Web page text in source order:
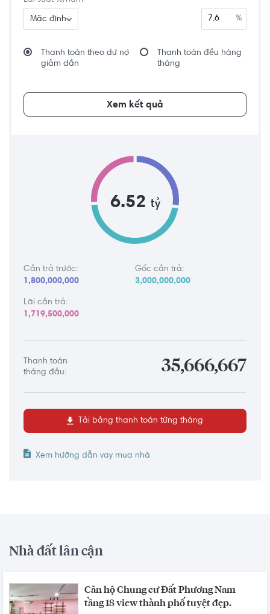
Mặc định %
Thanh toán theo dư nợ
giảm dần
Thanh toán đều hàng
tháng
Xem kết quả
6.52 tỷ
Cần trả trước:
1,800,000,000
Gốc cần trả:
3,000,000,000
Lãi cần trả:
1,719,500,000
Thanh toán
tháng đầu:
35,666,667
Tải bảng thanh toán từng tháng
Xem hướng dẫn vay mua nhà
Nhà đất lân cận
Căn hộ Chung cư Đất Phương Nam
tầng 18 view thành phố tuyệt đẹp.